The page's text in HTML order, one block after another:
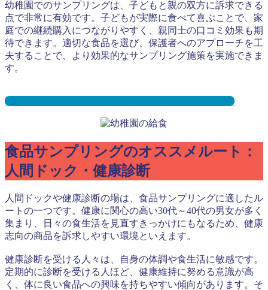
幼稚園でのサンプリングは、子どもと親の双方に訴求できる
点で非常に有効です。子どもが実際に食べて喜ぶことで、家
庭での継続購入につながりやすく、親同士の口コミ効果も期
待できます。適切な食品を選び、保護者へのアプローチを工
夫することで、より効果的なサンプリング施策を実施できま
す。
幼稚園サンプリングとは？メリット３選と事例を紹介
食品サンプリングのオススメルート：
人間ドック・健康診断
人間ドックや健康診断の場は、食品サンプリングに適したル
ートの一つです。健康に関心の高い30代～40代の男女が多く
集まり、日々の食生活を見直すきっかけにもなるため、健康
志向の商品を訴求しやすい環境といえます。
健康診断を受ける人々は、自身の体調や食生活に敏感です。
定期的に診断を受ける人ほど、健康維持に努める意識が高
く、体に良い食品への興味を持ちやすい傾向があります。そ